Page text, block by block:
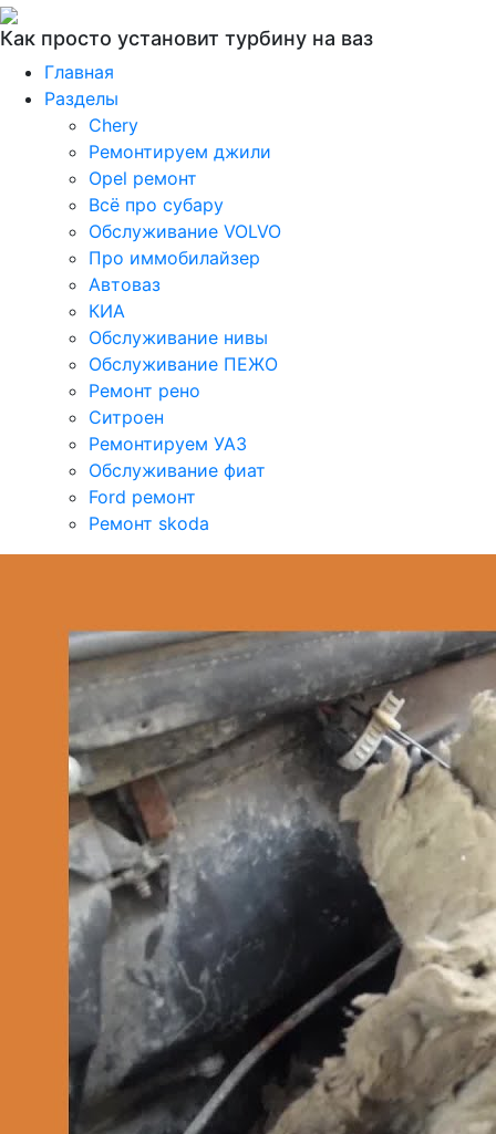
Как просто установит турбину на ваз
Главная
Разделы
Chery
Ремонтируем джили
Opel ремонт
Всё про субару
Обслуживание VOLVO
Про иммобилайзер
Автоваз
КИА
Обслуживание нивы
Обслуживание ПЕЖО
Ремонт рено
Ситроен
Ремонтируем УАЗ
Обслуживание фиат
Ford ремонт
Ремонт skoda